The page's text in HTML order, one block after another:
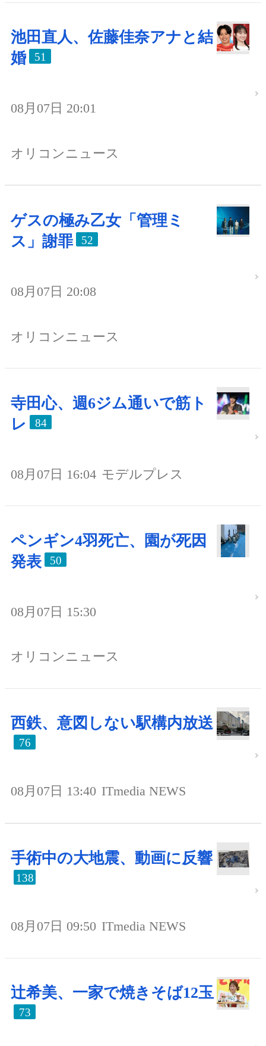
池田直人、佐藤佳奈アナと結
婚
51
08月07日 20:01
オリコンニュース
ゲスの極み乙女「管理ミ
ス」謝罪
52
08月07日 20:08
オリコンニュース
寺田心、週6ジム通いで筋ト
レ
84
08月07日 16:04 モデルプレス
ペンギン4羽死亡、園が死因
発表
50
08月07日 15:30
オリコンニュース
西鉄、意図しない駅構内放送
76
08月07日 13:40 ITmedia NEWS
手術中の大地震、動画に反響
138
08月07日 09:50 ITmedia NEWS
辻希美、一家で焼きそば12玉
73